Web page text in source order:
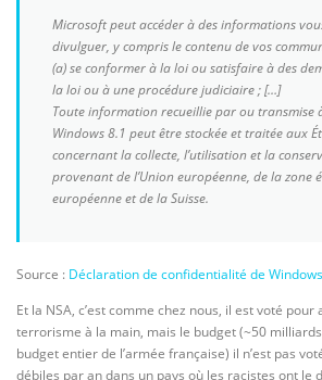
Microsoft peut accéder à des informations
divulguer, y compris le contenu de vos
(a) se conformer à la loi ou satisfaire à des
la loi ou à une procédure judiciaire ; […]
Toute information recueillie par ou transmise
Windows 8.1 peut être stockée et traitée aux
concernant la collecte, l’utilisation et la
provenant de l’Union européenne, de la zone
européenne et de la Suisse.
Source : Déclaration de confidentialité de
Et la NSA, c’est comme chez nous, il est voté
terrorisme à la main, mais le budget (~50
budget entier de l’armée française) il n’est pas
débiles par an dans un pays où les racistes ont le